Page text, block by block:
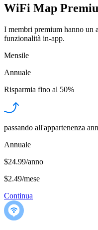
WiFi Map
I membri premium hanno un
funzionalità in-app.
Mensile
Annuale
Risparmia fino al 50%
passando all'appartenenza
Annuale
$24.99/anno
$2.49/mese
Continua